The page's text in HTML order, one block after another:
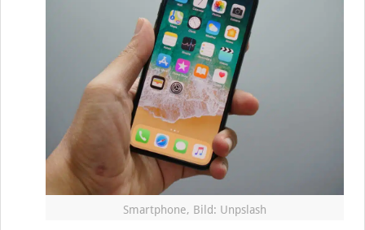
Smartphone, Bild: Unpslash